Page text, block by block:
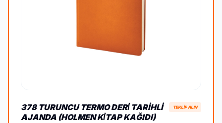
378 TURUNCU TERMO DERİ TARIHLI
AJANDA (HOLMEN KİTAP KAĞIDI)
TEKLİF ALIN